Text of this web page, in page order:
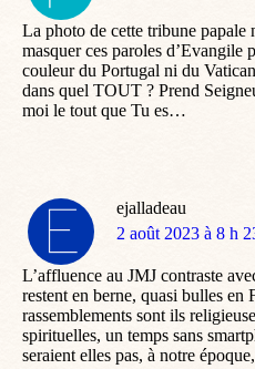
La photo de cette tribune
masquer ces paroles d’Evangile
couleur du Portugal ni du
dans quel TOUT ? Prend
moi le tout que Tu es…
ejalladeau
dit
2 août 2023 à 8 h
L’affluence au JMJ contraste
restent en berne, quasi bulles en
rassemblements sont ils
spirituelles, un temps sans
seraient elles pas, à notre